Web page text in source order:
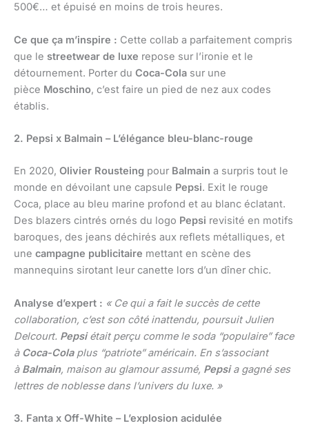
500€… et épuisé en moins de trois heures.
Ce que ça m’inspire : Cette collab a parfaitement compris
que le streetwear de luxe repose sur l’ironie et le
détournement. Porter du Coca-Cola sur une
pièce Moschino, c’est faire un pied de nez aux codes
établis.
2. Pepsi x Balmain – L’élégance bleu-blanc-rouge
En 2020, Olivier Rousteing pour Balmain a surpris tout le
monde en dévoilant une capsule Pepsi. Exit le rouge
Coca, place au bleu marine profond et au blanc éclatant.
Des blazers cintrés ornés du logo Pepsi revisité en motifs
baroques, des jeans déchirés aux reflets métalliques, et
une campagne publicitaire mettant en scène des
mannequins sirotant leur canette lors d’un dîner chic.
Analyse d’expert : « Ce qui a fait le succès de cette
collaboration, c’est son côté inattendu, poursuit Julien
Delcourt. Pepsiétait perçu comme le soda “populaire” face
à Coca-Colaplus “patriote” américain. En s’associant
à Balmain, maison au glamour assumé, Pepsia gagné ses
lettres de noblesse dans l’univers du luxe. »
3. Fanta x Off-White – L’explosion acidulée